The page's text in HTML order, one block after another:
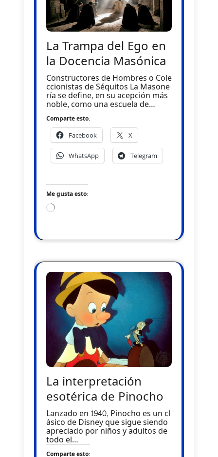
La Trampa del Ego en
la Docencia Masónica
Constructores de Hombres o Cole
ccionistas de Séquitos La Masone
ría se define, en su acepción más
noble, como una escuela de…
Comparte esto:
Facebook X
WhatsApp Telegram
Me gusta esto:
Loading…
La interpretación
esotérica de Pinocho
Lanzado en 1940, Pinocho es un cl
ásico de Disney que sigue siendo
apreciado por niños y adultos de
todo el…
Comparte esto: